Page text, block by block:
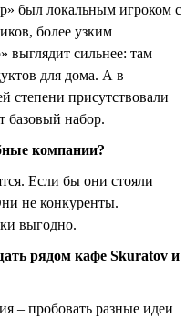
был локальным игроком с
более узким
выглядит сильнее: там
для дома. А в
степени присутствовали
базовый набор.
компании?
Если бы они стояли
не конкуренты.
выгодно.
рядом кафе Skuratov и
– пробовать разные идеи